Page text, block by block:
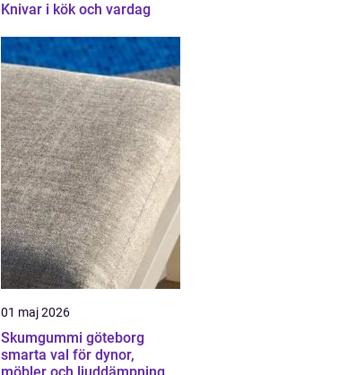
Knivar i kök och vardag
01 maj 2026
Skumgummi göteborg
smarta val för dynor,